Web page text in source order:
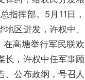
指挥部。5月11日，
区进发，许权中、
高塘举行军民联欢
长，许权中任军事顾
、公布政纲，号召人